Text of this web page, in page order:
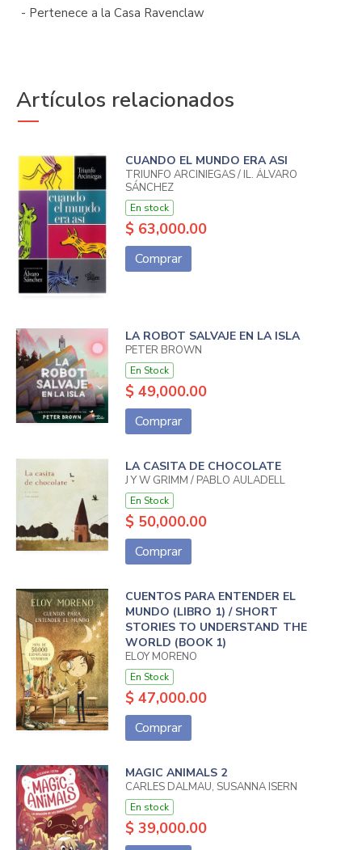
- Pertenece a la Casa Ravenclaw
Artículos relacionados
CUANDO EL MUNDO ERA ASI
TRIUNFO ARCINIEGAS / IL. ÁLVARO
SÁNCHEZ
En stock
$ 63,000.00
Comprar
LA ROBOT SALVAJE EN LA ISLA
PETER BROWN
En Stock
$ 49,000.00
Comprar
LA CASITA DE CHOCOLATE
J Y W GRIMM / PABLO AULADELL
En Stock
$ 50,000.00
Comprar
CUENTOS PARA ENTENDER EL
MUNDO (LIBRO 1) / SHORT
STORIES TO UNDERSTAND THE
WORLD (BOOK 1)
ELOY MORENO
En Stock
$ 47,000.00
Comprar
MAGIC ANIMALS 2
CARLES DALMAU, SUSANNA ISERN
En stock
$ 39,000.00